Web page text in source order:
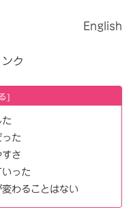
English
ク
た
った
さ
った
わることはない